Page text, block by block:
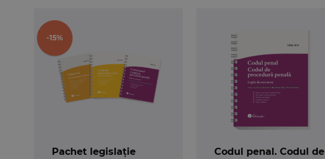
-15%
Pachet legislație
Codul penal. Codul de